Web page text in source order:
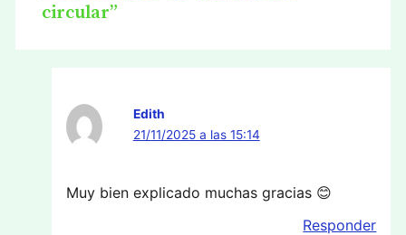
circular”
Edith
21/11/2025 a las 15:14
Muy bien explicado muchas gracias 😊
Responder